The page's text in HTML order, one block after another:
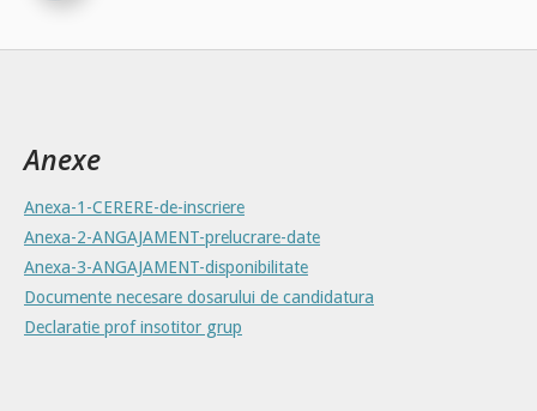
Anexe
Anexa-1-CERERE-de-inscriere
Anexa-2-ANGAJAMENT-prelucrare-date
Anexa-3-ANGAJAMENT-disponibilitate
Documente necesare dosarului de candidatura
Declaratie prof insotitor grup